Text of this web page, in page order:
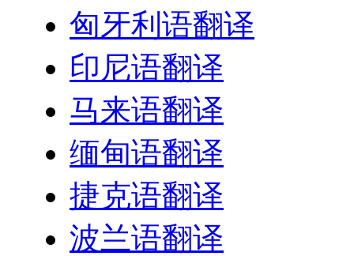
匈牙利语翻译
印尼语翻译
马来语翻译
缅甸语翻译
捷克语翻译
波兰语翻译